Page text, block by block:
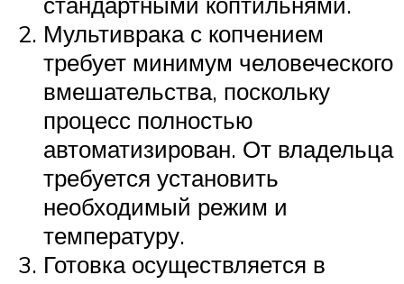
Мультиврака с копчением
требует минимум человеческого
вмешательства, поскольку
процесс полностью
автоматизирован. От владельца
требуется установить
необходимый режим и
температуру.
Готовка осуществляется в